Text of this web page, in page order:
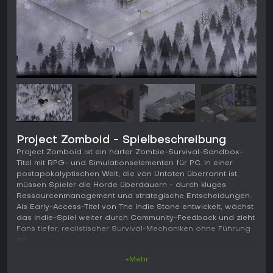
Project Zomboid - Spielbeschreibung
Project Zomboid ist ein harter Zombie-Survival-Sandbox-
Titel mit RPG- und Simulationselementen für PC. In einer
postapokalyptischen Welt, die von Untoten überrannt ist,
müssen Spieler die Horde überdauern - durch kluges
Ressourcenmanagement und strategische Entscheidungen.
Als Early-Access-Titel von The Indie Stone entwickelt, wächst
das Indie-Spiel weiter durch Community-Feedback und zieht
Fans tiefer, realistischer Survival-Mechaniken ohne Führung
an.
+Mehr